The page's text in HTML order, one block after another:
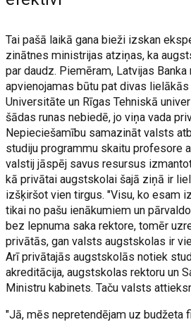
Tai pašā laikā gana bieži izskan
zinātnes ministrijas atziņas, ka
par daudz. Piemēram, Latvijas Banka
apvienojamas būtu pat divas
Universitāte un Rīgas Tehniskā
šādas runas nebiedē, jo viņa vada
Nepieciešamību samazināt valsts
studiju programmu skaitu profesore
valstij jāspēj savus resursus
kā privātai augstskolai šajā ziņā ir
izšķiršot vien tirgus. "Visu, ko esam
tikai no pašu ienākumiem un
bez lepnuma saka rektore, tomēr
privātās, gan valsts augstskolas ir
Arī privātajās augstskolās notiek
akreditācija, augstskolas rektoru un
Ministru kabinets. Taču valsts
"Jā, mēs nepretendējam uz budžeta